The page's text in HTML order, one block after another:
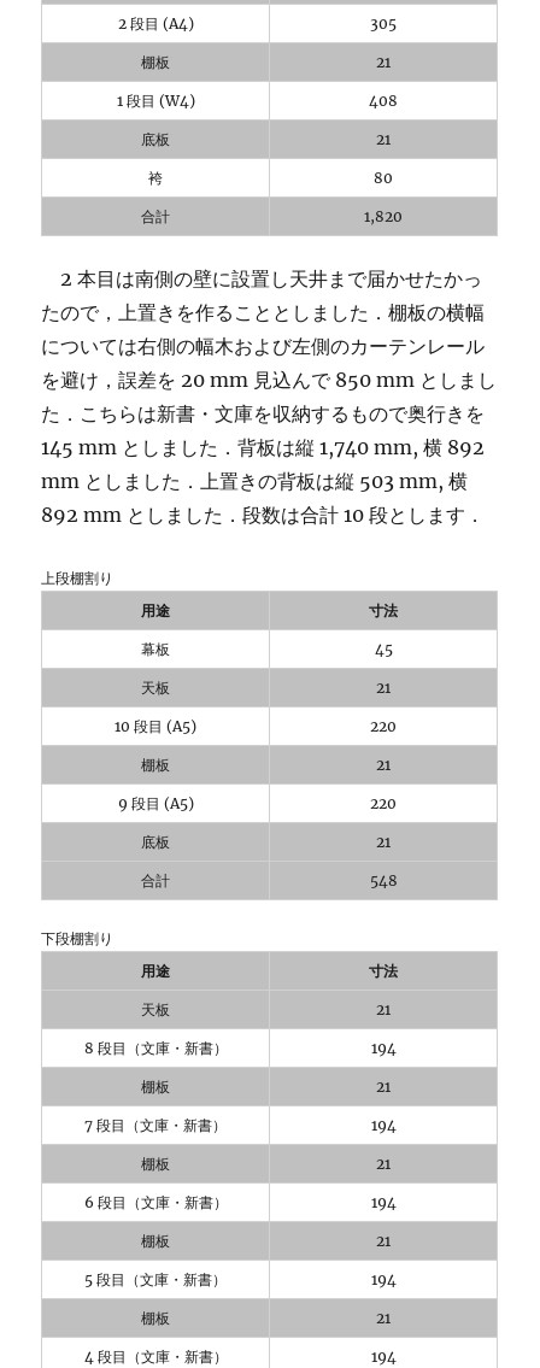
2 段目 (A4) 305
棚板 21
1 段目 (W4) 408
底板 21
袴 80
合計 1,820
2 本目は南側の壁に設置し天井まで届かせたかっ
たので，上置きを作ることとしました．棚板の横幅
については右側の幅木および左側のカーテンレール
を避け，誤差を 20 mm 見込んで 850 mm としまし
た．こちらは新書・文庫を収納するもので奥行きを
145 mm としました．背板は縦 1,740 mm, 横 892
mm としました．上置きの背板は縦 503 mm, 横
892 mm としました．段数は合計 10 段とします．
上段棚割り
用途
寸法
幕板 45
天板 21
10 段目 (A5) 220
棚板 21
9 段目 (A5) 220
底板 21
合計 548
下段棚割り
用途
寸法
天板 21
8 段目（文庫・新書） 194
棚板 21
7 段目（文庫・新書） 194
棚板 21
6 段目（文庫・新書） 194
棚板 21
5 段目（文庫・新書） 194
棚板 21
4 段目（文庫・新書） 194